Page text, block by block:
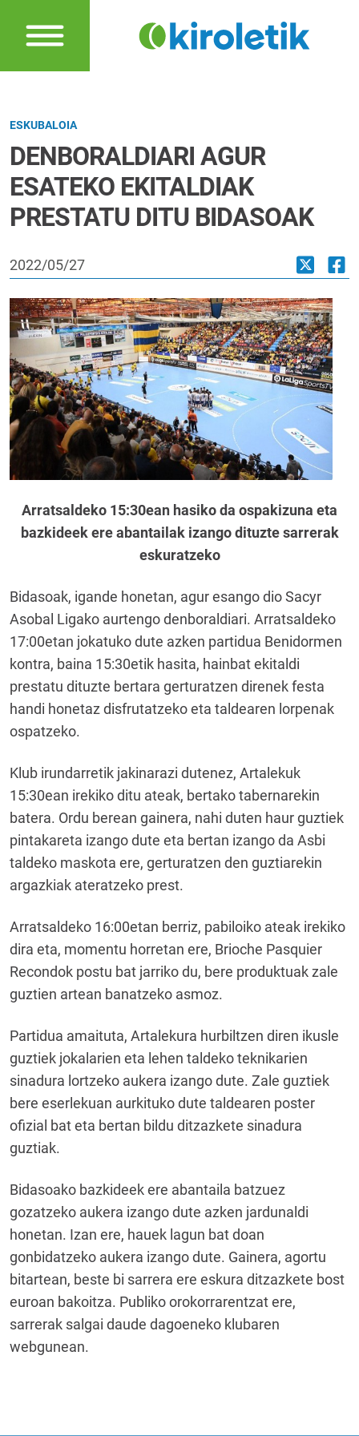
ESKUBALOIA
DENBORALDIARI AGUR
ESATEKO EKITALDIAK
PRESTATU DITU BIDASOAK
2022/05/27
Arratsaldeko 15:30ean hasiko da ospakizuna eta
bazkideek ere abantailak izango dituzte sarrerak
eskuratzeko
Bidasoak, igande honetan, agur esango dio Sacyr
Asobal Ligako aurtengo denboraldiari. Arratsaldeko
17:00etan jokatuko dute azken partidua Benidormen
kontra, baina 15:30etik hasita, hainbat ekitaldi
prestatu dituzte bertara gerturatzen direnek festa
handi honetaz disfrutatzeko eta taldearen lorpenak
ospatzeko.
Klub irundarretik jakinarazi dutenez, Artalekuk
15:30ean irekiko ditu ateak, bertako tabernarekin
batera. Ordu berean gainera, nahi duten haur guztiek
pintakareta izango dute eta bertan izango da Asbi
taldeko maskota ere, gerturatzen den guztiarekin
argazkiak ateratzeko prest.
Arratsaldeko 16:00etan berriz, pabiloiko ateak irekiko
dira eta, momentu horretan ere, Brioche Pasquier
Recondok postu bat jarriko du, bere produktuak zale
guztien artean banatzeko asmoz.
Partidua amaituta, Artalekura hurbiltzen diren ikusle
guztiek jokalarien eta lehen taldeko teknikarien
sinadura lortzeko aukera izango dute. Zale guztiek
bere eserlekuan aurkituko dute taldearen poster
ofizial bat eta bertan bildu ditzazkete sinadura
guztiak.
Bidasoako bazkideek ere abantaila batzuez
gozatzeko aukera izango dute azken jardunaldi
honetan. Izan ere, hauek lagun bat doan
gonbidatzeko aukera izango dute. Gainera, agortu
bitartean, beste bi sarrera ere eskura ditzazkete bost
euroan bakoitza. Publiko orokorrarentzat ere,
sarrerak salgai daude dagoeneko klubaren
webgunean.